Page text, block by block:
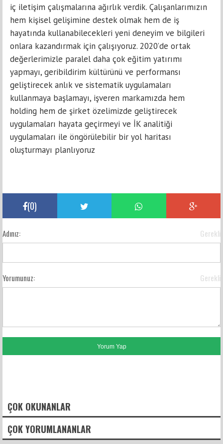
iç iletişim çalışmalarına ağırlık verdik. Çalışanlarımızın
hem kişisel gelişimine destek olmak hem de iş
hayatında kullanabilecekleri yeni deneyim ve bilgileri
onlara kazandırmak için çalışıyoruz. 2020’de ortak
değerlerimizle paralel daha çok eğitim yatırımı
yapmayı, geribildirim kültürünü ve performansı
geliştirecek anlık ve sistematik uygulamaları
kullanmaya başlamayı, işveren markamızda hem
holding hem de şirket özelimizde geliştirecek
uygulamaları hayata geçirmeyi ve İK analitiği
uygulamaları ile öngörülebilir bir yol haritası
oluşturmayı planlıyoruz
(0)
Adınız: Gerekli
Yorumunuz: Gerekli
ÇOK OKUNANLAR
ÇOK YORUMLANANLAR